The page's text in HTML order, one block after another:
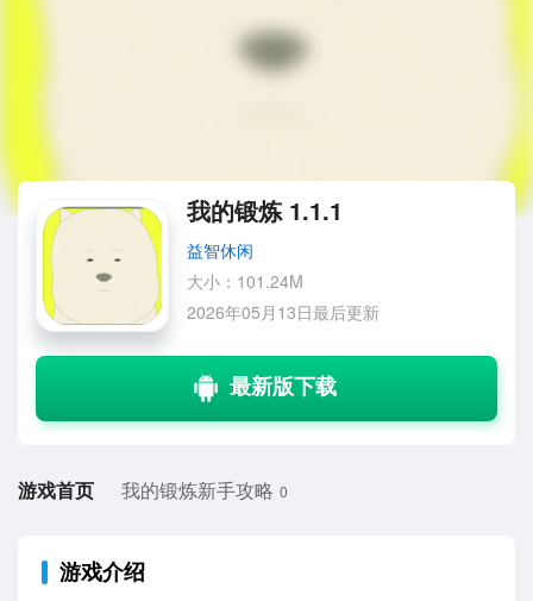
我的锻炼 1.1.1
益智休闲
大小：101.24M
2026年05月13日最后更新
游戏首页 我的锻炼新手攻略 0
游戏介绍